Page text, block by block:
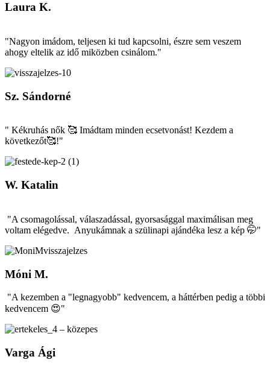
Laura K.
"Nagyon imádom, teljesen ki tud kapcsolni, észre sem veszem
ahogy eltelik az idő miközben csinálom."
Sz. Sándorné
" Kékruhás nők 🥰 Imádtam minden ecsetvonást! Kezdem a
következőt🥰!"
W. Katalin
"A csomagolással, válaszadással, gyorsasággal maximálisan meg
voltam elégedve. Anyukámnak a szülinapi ajándéka lesz a kép 🤭"
Móni M.
"A kezemben a "legnagyobb" kedvencem, a háttérben pedig a többi
kedvencem 😍"
Varga Ági